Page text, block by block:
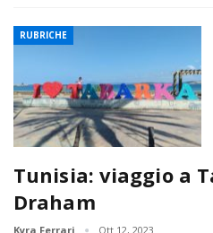
RUBRICHE
Tunisia: viaggio a
Draham
Kyra Ferrari Ott 12, 2023